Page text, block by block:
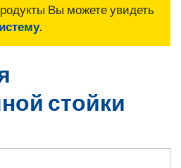
Вы можете увидеть
.
стойки